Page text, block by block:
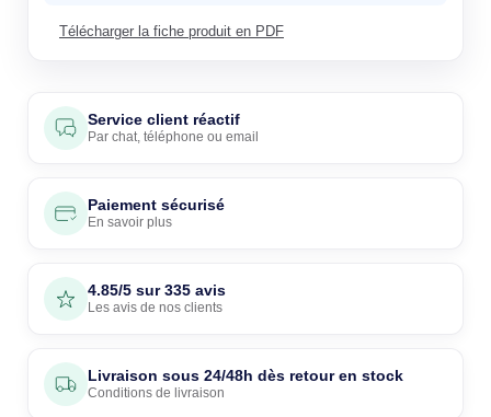
Télécharger la fiche produit en PDF
Service client réactif
Par chat, téléphone ou email
Paiement sécurisé
En savoir plus
4.85/5 sur 335 avis
Les avis de nos clients
Livraison sous 24/48h dès retour en stock
Conditions de livraison